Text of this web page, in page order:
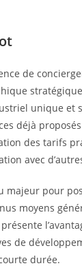
de
unique et
déjà
des tarifs
avec
majeur pour
moyens
de
durée.